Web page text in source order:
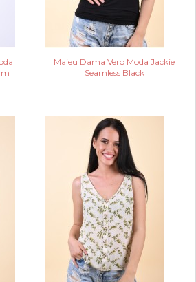
Maieu Dama Vero Moda Jackie
Seamless Black